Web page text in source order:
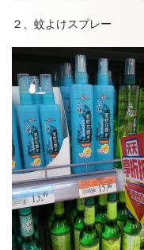
２、蚊よけスプレー